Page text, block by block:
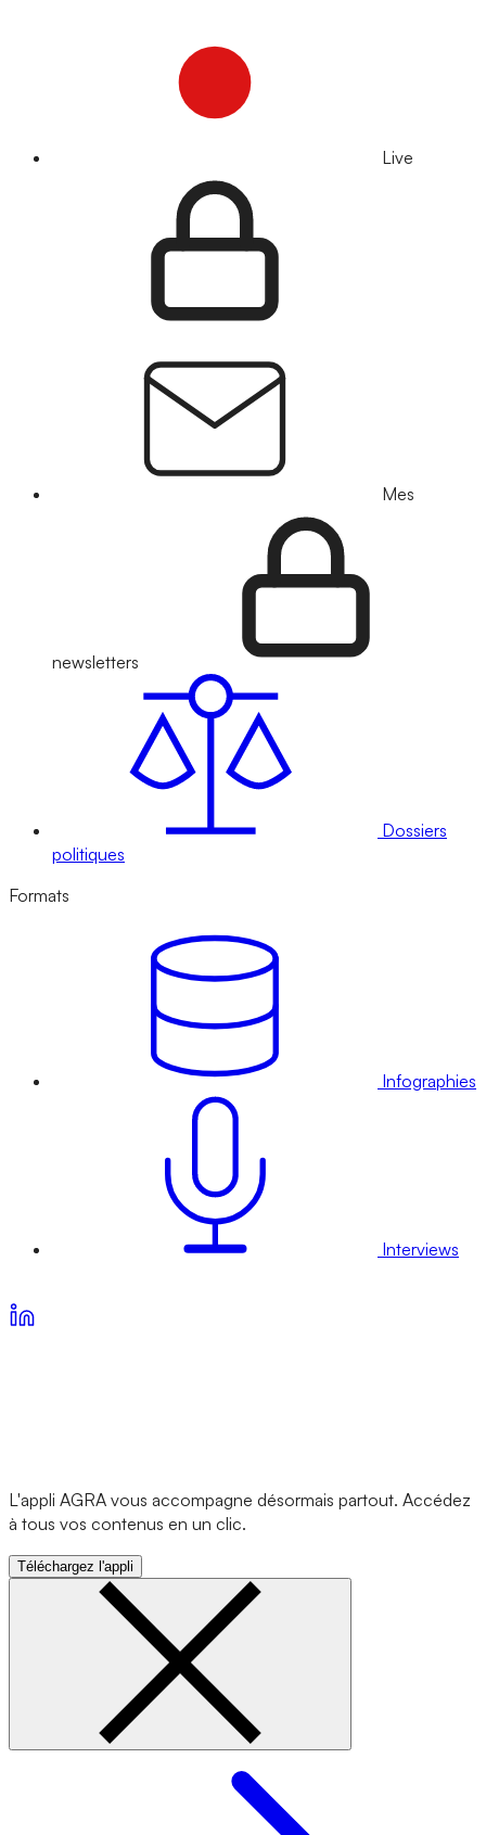
Live
Mes
newsletters
Dossiers
politiques
Formats
Infographies
Interviews
L'appli AGRA vous accompagne désormais partout. Accédez
à tous vos contenus en un clic.
Téléchargez l'appli